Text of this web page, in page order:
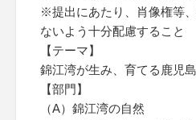
※提出にあたり、肖像権等
ないよう十分配慮すること
【テーマ】
錦江湾が生み、育てる鹿児
【部門】
（A）錦江湾の自然